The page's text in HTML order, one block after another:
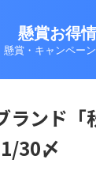
懸賞お得
懸賞・キャンペーン
ランド「
30〆